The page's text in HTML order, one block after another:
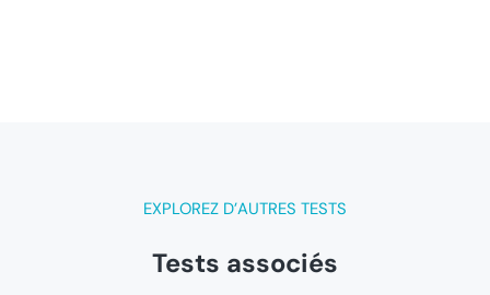
EXPLOREZ D’AUTRES TESTS
Tests associés